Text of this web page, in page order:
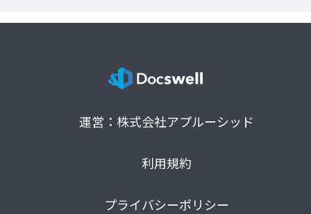
運営：株式会社アプルーシッド
利用規約
プライバシーポリシー